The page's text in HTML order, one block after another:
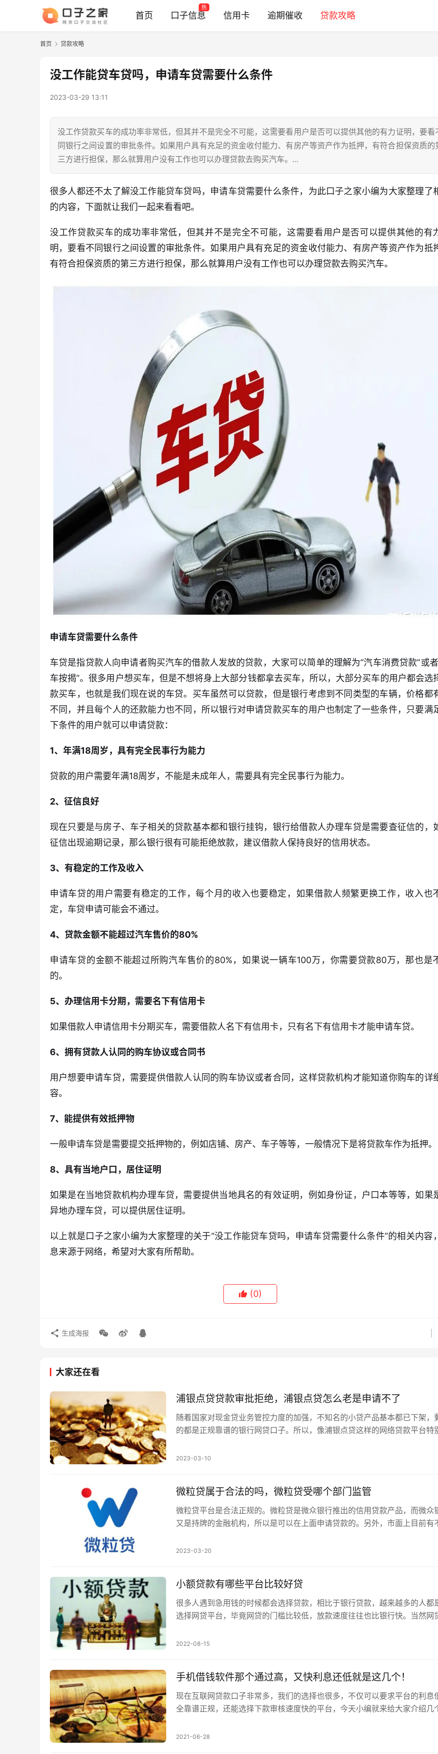
首页 口子信息
热
信用卡 逾期催收 贷款攻略
首页 贷款攻略
没工作能贷车贷吗，申请车贷需要什么条件
2023-03-29 13:11
没工作贷款买车的成功率非常低，但其并不是完全不可能，这需要看用户是否可以提供其他的有力证明，要看
同银行之间设置的审批条件。如果用户具有充足的资金收付能力、有房产等资产作为抵押，有符合担保资质的
三方进行担保，那么就算用户没有工作也可以办理贷款去购买汽车。...
很多人都还不太了解没工作能贷车贷吗，申请车贷需要什么条件，为此口子之家小编为大家整理了
的内容，下面就让我们一起来看看吧。
没工作贷款买车的成功率非常低，但其并不是完全不可能，这需要看用户是否可以提供其他的有
明，要看不同银行之间设置的审批条件。如果用户具有充足的资金收付能力、有房产等资产作为抵
有符合担保资质的第三方进行担保，那么就算用户没有工作也可以办理贷款去购买汽车。
申请车贷需要什么条件
车贷是指贷款人向申请者购买汽车的借款人发放的贷款，大家可以简单的理解为“汽车消费贷款”或
车按揭”。很多用户想买车，但是不想将身上大部分钱都拿去买车，所以，大部分买车的用户都会选
款买车，也就是我们现在说的车贷。买车虽然可以贷款，但是银行考虑到不同类型的车辆，价格都
不同，并且每个人的还款能力也不同，所以银行对申请贷款买车的用户也制定了一些条件，只要满
下条件的用户就可以申请贷款：
1、年满18周岁，具有完全民事行为能力
贷款的用户需要年满18周岁，不能是未成年人，需要具有完全民事行为能力。
2、征信良好
现在只要是与房子、车子相关的贷款基本都和银行挂钩，银行给借款人办理车贷是需要查征信的，
征信出现逾期记录，那么银行很有可能拒绝放款，建议借款人保持良好的信用状态。
3、有稳定的工作及收入
申请车贷的用户需要有稳定的工作，每个月的收入也要稳定，如果借款人频繁更换工作，收入也
定，车贷申请可能会不通过。
4、贷款金额不能超过汽车售价的80%
申请车贷的金额不能超过所购汽车售价的80%，如果说一辆车100万，你需要贷款80万，那也是
的。
5、办理信用卡分期，需要名下有信用卡
如果借款人申请信用卡分期买车，需要借款人名下有信用卡，只有名下有信用卡才能申请车贷。
6、拥有贷款人认同的购车协议或合同书
用户想要申请车贷，需要提供借款人认同的购车协议或者合同，这样贷款机构才能知道你购车的详
容。
7、能提供有效抵押物
一般申请车贷是需要提交抵押物的，例如店铺、房产、车子等等，一般情况下是将贷款车作为抵押。
8、具有当地户口，居住证明
如果是在当地贷款机构办理车贷，需要提供当地具名的有效证明，例如身份证，户口本等等，如果
异地办理车贷，可以提供居住证明。
以上就是口子之家小编为大家整理的关于“没工作能贷车贷吗，申请车贷需要什么条件”的相关内容
息来源于网络，希望对大家有所帮助。
(0)
生成海报
大家还在看
浦银点贷贷款审批拒绝，浦银点贷怎么老是申请不了
随着国家对现金贷业务管控力度的加强，不知名的小贷产品基本都已下架，
的都是正规靠谱的银行网贷口子。所以，像浦银点贷这样的网络贷款平台特
2023-03-10
微粒贷属于合法的吗，微粒贷受哪个部门监管
微粒贷平台是合法正规的。微粒贷是微众银行推出的信用贷款产品，而微众
又是持牌的金融机构，所以是可以在上面申请贷款的。另外，市面上目前有
是需要提高警惕的，需要用户在微粒贷正规的渠道进行申请。...
2023-03-20
小额贷款有哪些平台比较好贷
很多人遇到急用钱的时候都会选择贷款，相比于银行贷款，越来越多的人都
选择网贷平台，毕竟网贷的门槛比较低，放款速度往往也比银行快。当然网
2022-08-15
手机借钱软件那个通过高，又快利息还低就是这几个！
现在互联网贷款口子非常多，我们的选择也很多，不仅可以要求平台的利息
全靠谱正规，还能选择下款审核速度快的平台，今天小编就来给大家介绍几
2021-06-28